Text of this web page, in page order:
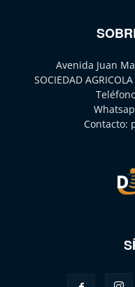
Avenida Juan
SOCIEDAD
Contacto: